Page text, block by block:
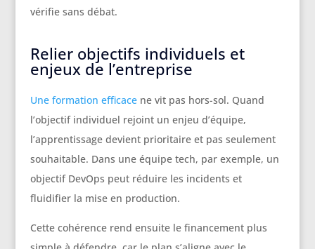
vérifie sans débat.
Relier objectifs individuels et
enjeux de l’entreprise
Une formation efficacene vit pas hors-sol. Quand
l’objectif individuel rejoint un enjeu d’équipe,
l’apprentissage devient prioritaire et pas seulement
souhaitable. Dans une équipe tech, par exemple, un
objectif DevOps peut réduire les incidents et
fluidifier la mise en production.
Cette cohérence rend ensuite le financement plus